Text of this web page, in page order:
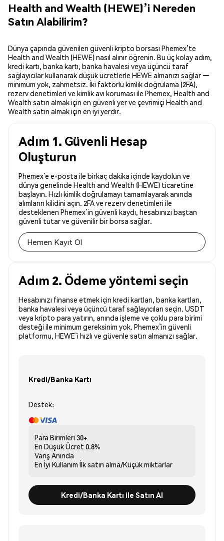
Health and Wealth (HEWE)’i Nereden
Satın Alabilirim?
Dünya çapında güvenilen güvenli kripto borsası Phemex’te
Health and Wealth (HEWE) nasıl alınır öğrenin. Bu üç kolay adım,
kredi kartı, banka kartı, banka havalesi veya üçüncü taraf
sağlayıcılar kullanarak düşük ücretlerle HEWE almanızı sağlar —
minimum yok, zahmetsiz. İki faktörlü kimlik doğrulama (2FA),
rezerv denetimleri ve kimlik avı koruması ile Phemex, Health and
Wealth satın almak için en güvenli yer ve çevrimiçi Health and
Wealth satın almak için en iyi yerdir.
Adım 1. Güvenli Hesap
Oluşturun
Phemex’e e-posta ile birkaç dakika içinde kaydolun ve
dünya genelinde Health and Wealth (HEWE) ticaretine
başlayın. Hızlı kimlik doğrulamayı tamamlayarak anında
alımların kilidini açın. 2FA ve rezerv denetimleri ile
desteklenen Phemex’in güvenli kaydı, hesabınızı baştan
güvenli tutar ve güvenilir bir borsa sağlar.
Hemen Kayıt Ol
Adım 2. Ödeme yöntemi seçin
Hesabınızı finanse etmek için kredi kartları, banka kartları,
banka havalesi veya üçüncü taraf sağlayıcıları seçin. USDT
veya kripto para yatırın, anında işleme ve çoklu para birimi
desteği ile minimum gereksinim yok. Phemex’in güvenli
platformu, HEWE’i hızlı ve güvenle satın almanızı sağlar.
Kredi/Banka Kartı
Destek:
Para Birimleri 30+
En Düşük Ücret 0.8%
Varış Anında
En İyi Kullanım İlk satın alma/Küçük miktarlar
Kredi/Banka Kartı ile Satın Al